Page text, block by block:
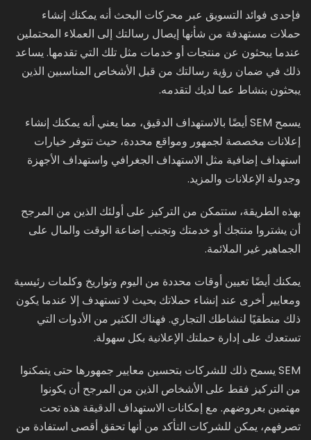
فإحدى فوائد التسويق عبر محركات البحث أنه يمكنك إنشاء
حملات مستهدفة من شأنها إيصال رسالتك إلى العملاء المحتملين
عندما يبحثون عن منتجات أو خدمات مثل تلك التي تقدمها. يساعد
ذلك في ضمان رؤية رسالتك من قبل الأشخاص المناسبين الذين
يبحثون بنشاط عما لديك لتقدمه.
يسمح SEM أيضًا بالاستهداف الدقيق، مما يعني أنه يمكنك إنشاء
إعلانات مخصصة لجمهور ومواقع محددة، حيث تتوفر خيارات
استهداف إضافية مثل الاستهداف الجغرافي واستهداف الأجهزة
وجدولة الإعلانات والمزيد.
بهذه الطريقة، ستتمكن من التركيز على أولئك الذين من المرجح
أن يشتروا منتجك أو خدمتك وتجنب إضاعة الوقت والمال على
الجماهير غير الملائمة.
يمكنك أيضًا تعيين أوقات محددة من اليوم وتواريخ وكلمات رئيسية
ومعايير أخرى عند إنشاء حملاتك بحيث لا تستهدف إلا عندما يكون
ذلك منطقيًا لنشاطك التجاري. فهناك الكثير من الأدوات التي
تستعدك على إدارة حملتك الإعلانية بكل سهولة.
SEM يسمح ذلك للشركات بتحسين معايير جمهورها حتى يتمكنوا
من التركيز فقط على الأشخاص الذين من المرجح أن يكونوا
مهتمين بعروضهم. مع إمكانات الاستهداف الدقيقة هذه تحت
تصرفهم، يمكن للشركات التأكد من أنها تحقق أقصى استفادة من